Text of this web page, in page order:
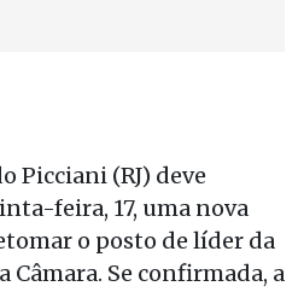
Picciani (RJ) deve
feira, 17, uma nova
o posto de líder da
Câmara. Se confirmada, a